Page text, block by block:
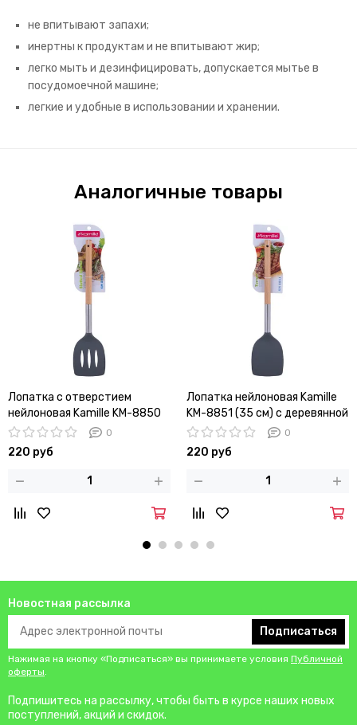
не впитывают запахи;
инертны к продуктам и не впитывают жир;
легко мыть и дезинфицировать, допускается мытье в
посудомоечной машине;
легкие и удобные в использовании и хранении.
Аналогичные товары
Лопатка с отверстием
нейлоновая Kamille KM-8850
(35 см) с деревянной ручкой
0
220 руб
Лопатка нейлоновая Kamille
KM-8851 (35 см) с деревянной
ручкой
0
220 руб
Новостная рассылка
Подписаться
Нажимая на кнопку «Подписаться» вы принимаете условия Публичной
оферты.
Подпишитесь на рассылку, чтобы быть в курсе наших новых
поступлений, акций и скидок.